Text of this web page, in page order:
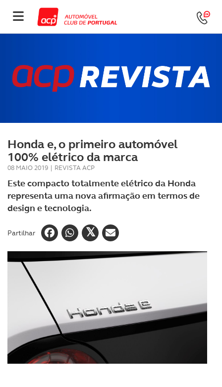
Honda e, o primeiro automóvel
100% elétrico da marca
08 MAIO 2019 | REVISTA ACP
Este compacto totalmente elétrico da Honda
representa uma nova afirmação em termos de
design e tecnologia.
Partilhar